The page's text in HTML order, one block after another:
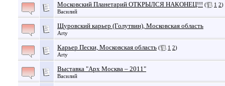
Московский Планетарий ОТКРЫЛСЯ НАКОНЕЦ!!! ( 1 2)
Василий
Щуровский карьер (Голутвин), Московская область
Arty
Карьер Пески, Московская область ( 1 2)
Arty
Выставка "Арх Москва – 2011"
Василий